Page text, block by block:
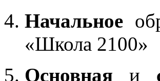
Начальное
«Школа 2100»
Основная и